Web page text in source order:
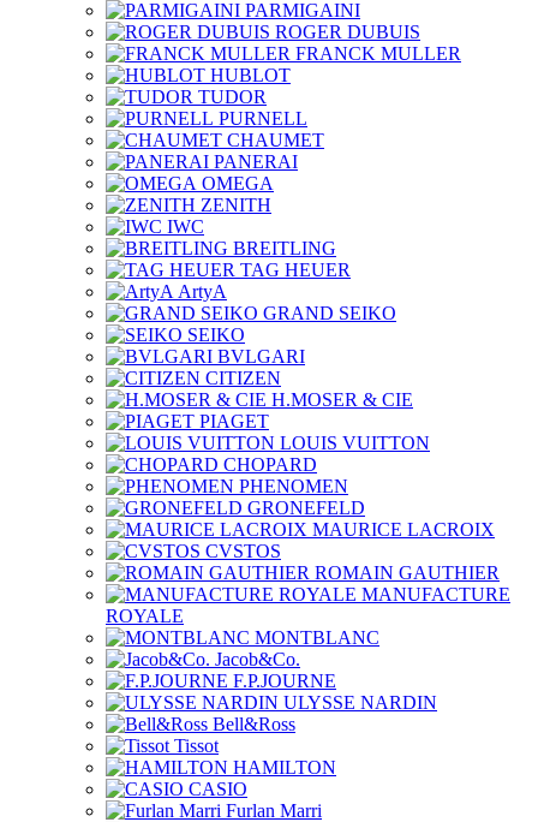
PARMIGAINI
ROGER DUBUIS
FRANCK MULLER
HUBLOT
TUDOR
PURNELL
CHAUMET
PANERAI
OMEGA
ZENITH
IWC
BREITLING
TAG HEUER
ArtyA
GRAND SEIKO
SEIKO
BVLGARI
CITIZEN
H.MOSER & CIE
PIAGET
LOUIS VUITTON
CHOPARD
PHENOMEN
GRONEFELD
MAURICE LACROIX
CVSTOS
ROMAIN GAUTHIER
MANUFACTURE
ROYALE
MONTBLANC
Jacob&Co.
F.P.JOURNE
ULYSSE NARDIN
Bell&Ross
Tissot
HAMILTON
CASIO
Furlan Marri